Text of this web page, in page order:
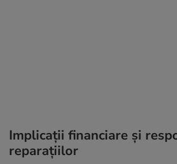
Implicații financiare și
reparațiilor